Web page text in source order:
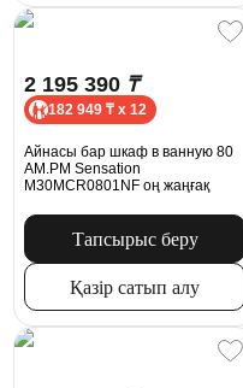
2 195 390 ₸
182 949 ₸ x 12
Айнасы бар шкаф в ванную 80
AM.PM Sensation
M30MCR0801NF оң жаңғақ
Тапсырыс беру
Қазір сатып алу